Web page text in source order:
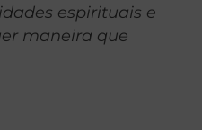
espirituais e
maneira que